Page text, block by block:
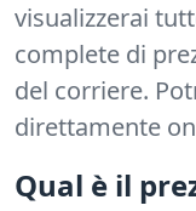
visualizzerai
complete di
del corriere.
direttamente
Qual è il